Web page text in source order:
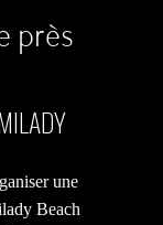
près
une
Beach